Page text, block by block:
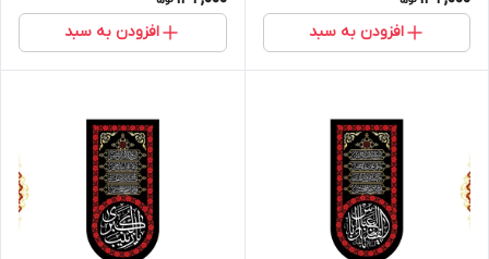
افزودن به سبد افزودن به سبد